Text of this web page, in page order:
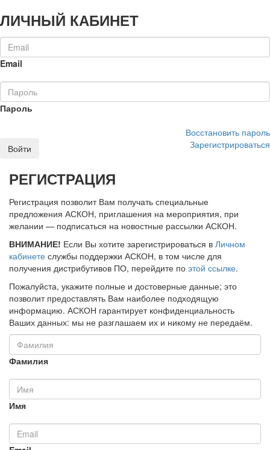
ЛИЧНЫЙ КАБИНЕТ
Email
Пароль
Восстановить пароль
Войти
Зарегистрироваться
РЕГИСТРАЦИЯ
Регистрация позволит Вам получать специальные
предложения АСКОН, приглашения на мероприятия, при
желании — подписаться на новостные рассылки АСКОН.
ВНИМАНИЕ! Если Вы хотите зарегистрироваться в Личном
кабинете службы поддержки АСКОН, в том числе для
получения дистрибутивов ПО, перейдите по этой ссылке.
Пожалуйста, укажите полные и достоверные данные; это
позволит предоставлять Вам наиболее подходящую
информацию. АСКОН гарантирует конфиденциальность
Ваших данных: мы не разглашаем их и никому не передаём.
Фамилия
Имя